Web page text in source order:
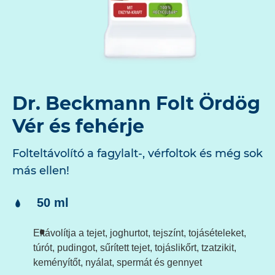
Dr. Beckmann Folt Ördög
Vér és fehérje
Folteltávolító a fagylalt-, vérfoltok és még sok
más ellen!
Tartalom:
50 ml
Eltávolítja a tejet, joghurtot, tejszínt, tojásételeket,
túrót, pudingot, sűrített tejet, tojáslikőrt, tzatzikit,
keményítőt, nyálat, spermát és gennyet